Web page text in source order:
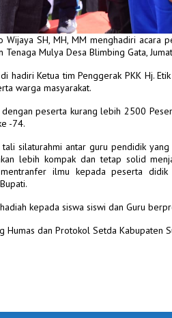
Wijaya SH, MH, MM menghadiri acara
Tenaga Mulya Desa Blimbing Gata,
Ketua tim Penggerak PKK Hj.
warga masyarakat.
peserta kurang lebih 2500
-74.
silaturahmi antar guru pendidik
lebih kompak dan tetap solid
ilmu kepada peserta
kepada siswa siswi dan Guru
Humas dan Protokol Setda Kabupaten